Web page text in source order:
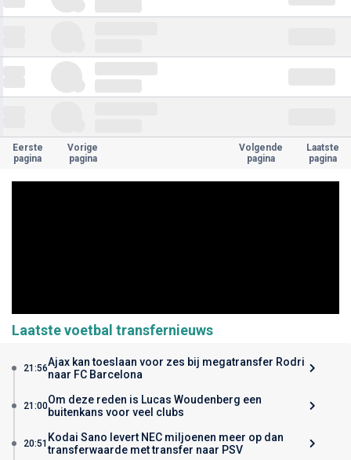
Eerste
pagina
Vorige
pagina
Volgende
pagina
Laatste
pagina
Laatste voetbal transfernieuws
21:56Ajax kan toeslaan voor zes bij megatransfer Rodri
naar FC Barcelona
21:00Om deze reden is Lucas Woudenberg een
buitenkans voor veel clubs
20:51 Kodai Sano levert NEC miljoenen meer op dan
transferwaarde met transfer naar PSV